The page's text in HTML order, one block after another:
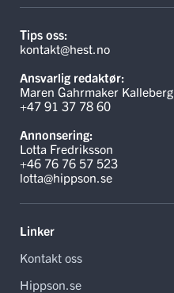
Tips oss:
kontakt@hest.no
Ansvarlig redaktør:
Maren Gahrmaker Kalleberg
+47 91 37 78 60
Annonsering:
Lotta Fredriksson
+46 76 76 57 523
lotta@hippson.se
Linker
Kontakt oss
Hippson.se